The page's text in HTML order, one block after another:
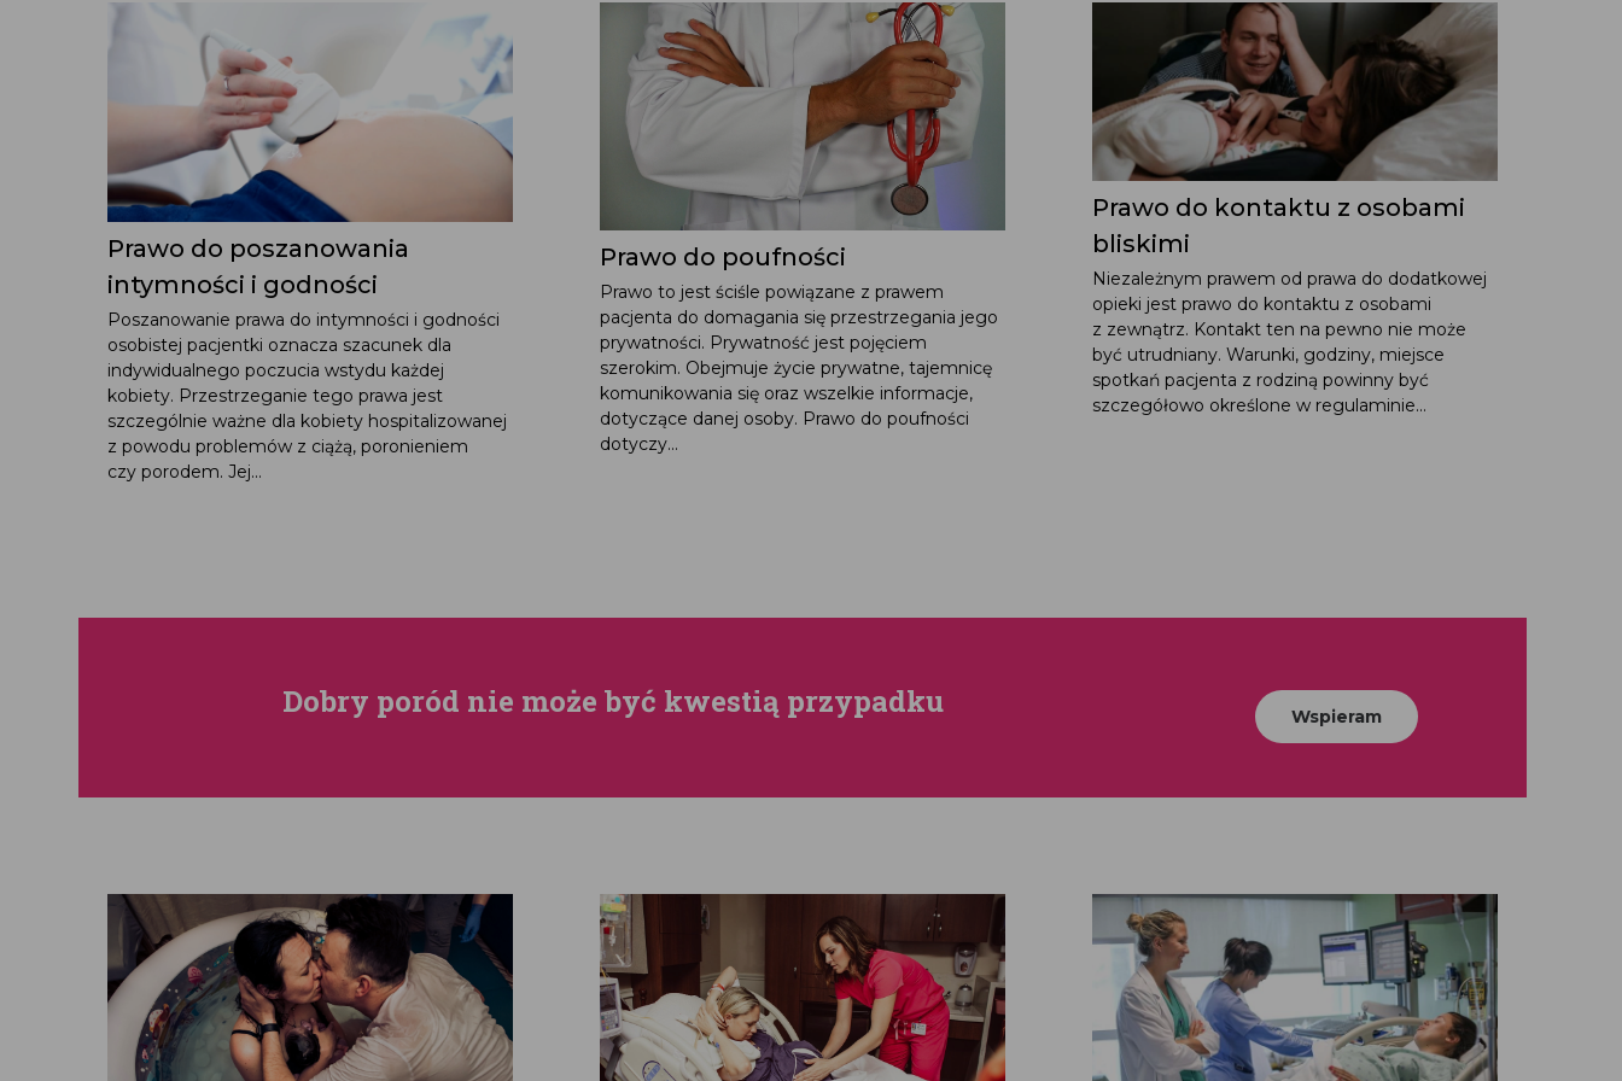
Prawo do poszanowania
intymności i godności
Poszanowanie prawa do intymności i godności
osobistej pacjentki oznacza szacunek dla
indywidualnego poczucia wstydu każdej
kobiety. Przestrzeganie tego prawa jest
szczególnie ważne dla kobiety hospitalizowanej
z powodu problemów z ciążą, poronieniem
czy porodem. Jej...
Prawo do poufności
Prawo to jest ściśle powiązane z prawem
pacjenta do domagania się przestrzegania jego
prywatności. Prywatność jest pojęciem
szerokim. Obejmuje życie prywatne, tajemnicę
komunikowania się oraz wszelkie informacje,
dotyczące danej osoby. Prawo do poufności
dotyczy...
Prawo do kontaktu z osobami
bliskimi
Niezależnym prawem od prawa do dodatkowej
opieki jest prawo do kontaktu z osobami
z zewnątrz. Kontakt ten na pewno nie może
być utrudniany. Warunki, godziny, miejsce
spotkań pacjenta z rodziną powinny być
szczegółowo określone w regulaminie...
Dobry poród nie może być kwestią przypadku Wspieram